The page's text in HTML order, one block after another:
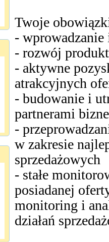
Twoje
-
- rozwój
- aktywne
atrakcyjnych
- budowanie i
partnerami
-
w zakresie
sprzedażowych
- stałe
posiadanej
monitoring i
działań